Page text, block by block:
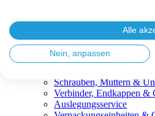
Fassadenlösungen
Kabelmanagement
Metalldachplatten
Modulklemmen
Schrauben, Muttern &
Verbinder, Endkappen &
Auslegungsservice
Alle
Nein, anpassen